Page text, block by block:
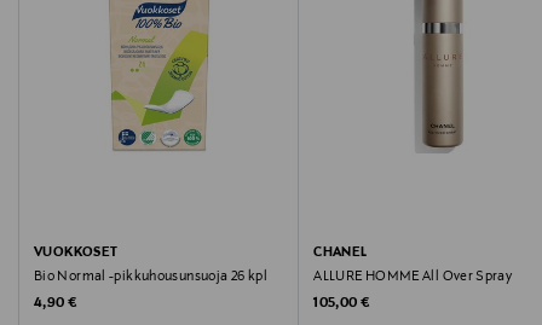
Digitaalinen osoite
neuvonta@loreal.com
Avainsanat
VUOKKOSET
Bio Normal -pikkuhousunsuoja 26 kpl
Original Price
4,90 €
CHANEL
ALLURE HOMME All Over Spray
Original Price
105,00 €